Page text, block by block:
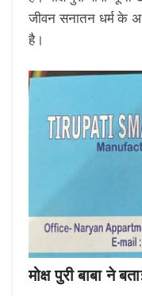
जीवन सनातन धर्म के
है।
मोक्ष पुरी बाबा ने